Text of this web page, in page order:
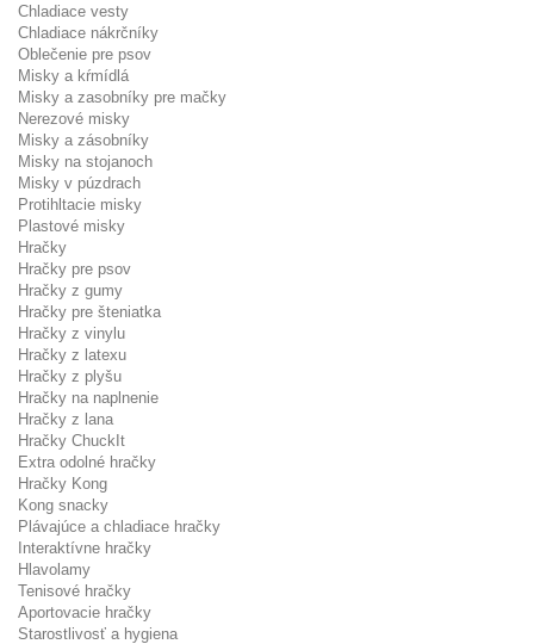
Chladiace vesty
Chladiace nákrčníky
Oblečenie pre psov
Misky a kŕmídlá
Misky a zasobníky pre mačky
Nerezové misky
Misky a zásobníky
Misky na stojanoch
Misky v púzdrach
Protihltacie misky
Plastové misky
Hračky
Hračky pre psov
Hračky z gumy
Hračky pre šteniatka
Hračky z vinylu
Hračky z latexu
Hračky z plyšu
Hračky na naplnenie
Hračky z lana
Hračky ChuckIt
Extra odolné hračky
Hračky Kong
Kong snacky
Plávajúce a chladiace hračky
Interaktívne hračky
Hlavolamy
Tenisové hračky
Aportovacie hračky
Starostlivosť a hygiena